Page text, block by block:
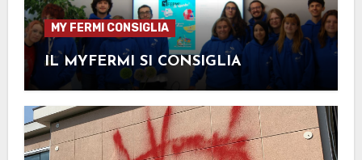
MY FERMI CONSIGLIA
IL MYFERMI SI CONSIGLIA